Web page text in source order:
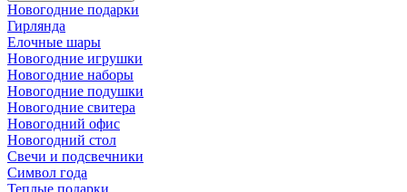
Новогодние подарки
Гирлянда
Елочные шары
Новогодние игрушки
Новогодние наборы
Новогодние подушки
Новогодние свитера
Новогодний офис
Новогодний стол
Свечи и подсвечники
Символ года
Теплые подарки